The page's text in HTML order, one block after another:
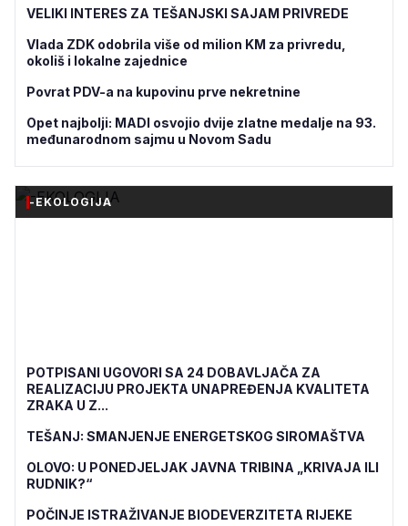
VELIKI INTERES ZA TEŠANJSKI SAJAM PRIVREDE
Vlada ZDK odobrila više od milion KM za privredu,
okoliš i lokalne zajednice
Povrat PDV-a na kupovinu prve nekretnine
Opet najbolji: MADI osvojio dvije zlatne medalje na 93.
međunarodnom sajmu u Novom Sadu
-EKOLOGIJA
POTPISANI UGOVORI SA 24 DOBAVLJAČA ZA
REALIZACIJU PROJEKTA UNAPREĐENJA KVALITETA
ZRAKA U Z...
TEŠANJ: SMANJENJE ENERGETSKOG SIROMAŠTVA
OLOVO: U PONEDJELJAK JAVNA TRIBINA „KRIVAJA ILI
RUDNIK?“
POČINJE ISTRAŽIVANJE BIODEVERZITETA RIJEKE